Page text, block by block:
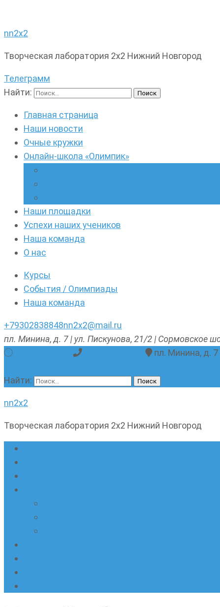
nn2x2
Творческая лаборатория 2х2 Нижний Новгород
Телеграмм
Найти:
Главная страница
Наши новости
Очные кружки
Онлайн-школа «Олимпик»
Наши площадки
Успехи наших учеников
Наша команда
О нас
Курсы
События / Олимпиады
Наша команда
+79302838848nn2x2@mail.ru
пл. Минина, д. 7 | ул. Пискунова, 21/2 | Сормовское
пл. Минина, д. 7
Найти:
nn2x2
Творческая лаборатория 2х2 Нижний Новгород